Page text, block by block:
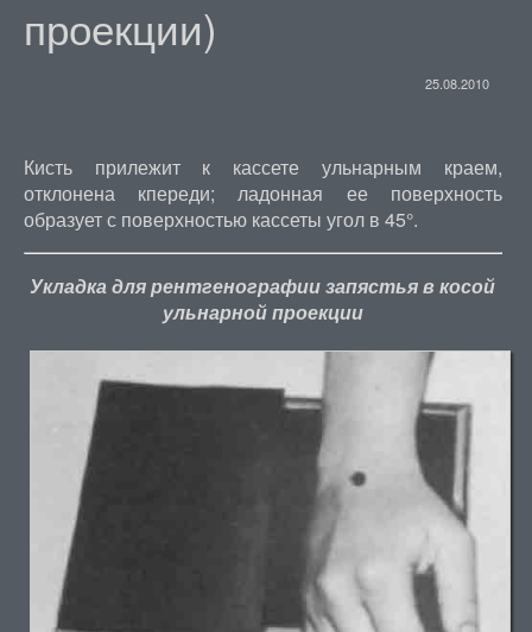
проекции)
25.08.2010
Кисть прилежит к кассете ульнарным краем,
отклонена кпереди; ладонная ее поверхность
образует с поверхностью кассеты угол в 45°.
Укладка для рентгенографии запястья в косой
ульнарной проекции